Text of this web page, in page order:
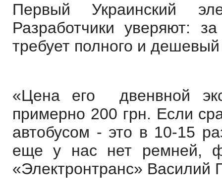
Первый Украинский
Разработчики уверяют:
требует полного и
«Цена его двенвной
примерно 200 грн. Если
автобусом - это в 10-15
еще у нас нет ремней,
«Электронтранс» Василий